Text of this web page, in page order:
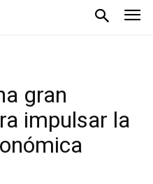
gran
impulsar la